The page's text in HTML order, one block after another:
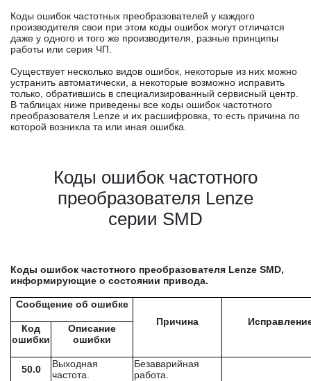
Коды ошибок частотных преобразователей у каждого
производителя свои при этом коды ошибок могут отличатся
даже у одного и того же производителя, разные принципы
работы или серия ЧП.
Существует несколько видов ошибок, некоторые из них можно
устранить автоматически, а некоторые возможно исправить
только, обратившись в специализированный сервисный центр.
В таблицах ниже приведены все коды ошибок частотного
преобразователя Lenze и их расшифровка, то есть причина по
которой возникла та или иная ошибка.
Коды ошибок частотного
преобразователя Lenze
серии SMD
Коды ошибок частотного преобразователя Lenze SMD,
информирующие о состоянии привода.
Сообщение об ошибке
Причина
Код
ошибки
Описание
ошибки
50.0
Выходная
частота.
Безаварийная
работа.